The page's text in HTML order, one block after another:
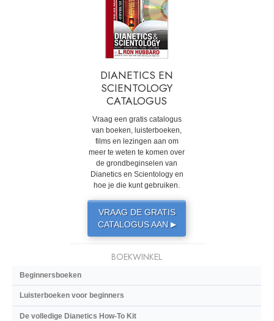
DIANETICS EN
SCIENTOLOGY
CATALOGUS
Vraag een gratis catalogus
van boeken, luisterboeken,
films en lezingen aan om
meer te weten te komen over
de grondbeginselen van
Dianetics en Scientology en
hoe je die kunt gebruiken.
VRAAG DE GRATIS
CATALOGUS AAN ▶
BOEKWINKEL
Beginnersboeken
Luisterboeken voor beginners
De volledige Dianetics How-To Kit